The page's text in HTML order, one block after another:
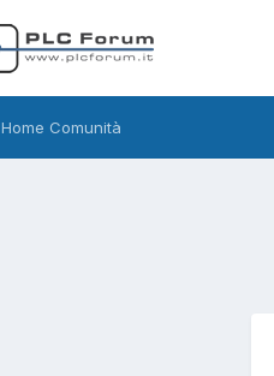
Home Comunità